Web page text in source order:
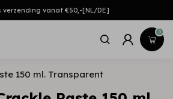
verzending vanaf €50,-[NL/DE]
0
150 ml. Transparent